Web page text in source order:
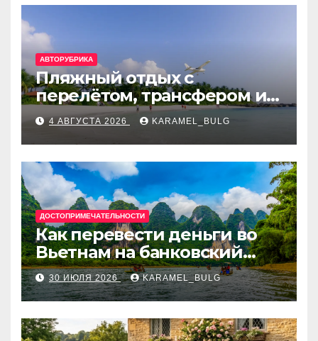
АВТОРУБРИКА
Пляжный отдых с
перелётом, трансфером и
отелем на Мальдивах, в
Турции, Греции, Таиланде
и Европе
4 АВГУСТА 2026 KARAMEL_BULG
ДОСТОПРИМЕЧАТЕЛЬНОСТИ
Как перевести деньги во
Вьетнам на банковский
счёт: VietcomBank, BIDV,
Techcombank и другие
банки
30 ИЮЛЯ 2026 KARAMEL_BULG